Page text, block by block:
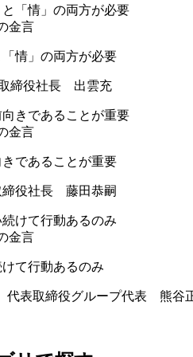
金言
情」の両方が必要
締役社長 出雲充
金言
であることが重要
役社長 藤田恭嗣
金言
て行動あるのみ
代表取締役グループ代表 熊谷